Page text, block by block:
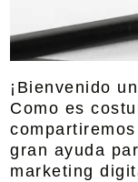
¡Bienvenido
Como es
gran ayuda
marketing